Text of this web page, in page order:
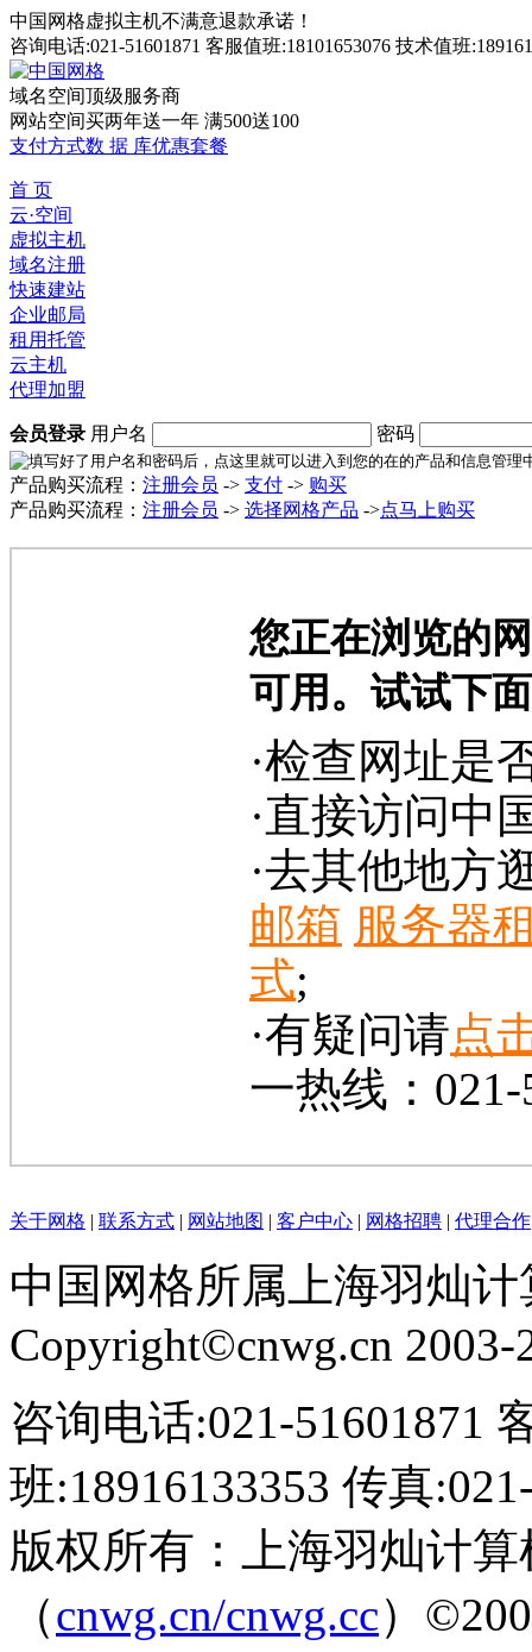
中国网格虚拟主机不满意退款承诺！
咨询电话:021-51601871 客服值班:18101653076 技术值班
域名空间顶级服务商
网站空间买两年送一年 满500送100
支付方式数 据 库优惠套餐
首 页
云·空间
虚拟主机
域名注册
快速建站
企业邮局
租用托管
云主机
代理加盟
会员登录 用户名 密码
产品购买流程： 注册会员 -> 支付 -> 购买
产品购买流程： 注册会员 -> 选择网格产品 ->点马上购买
您正在浏览的
可用。试试下
·检查网址是
·直接访问中
·去其他地方
邮箱 服务器
式;
·有疑问请点
一热线：021-
关于网格 | 联系方式 | 网站地图 | 客户中心 | 网格招聘 | 代理合作
中国网格所属上海羽灿
Copyright©cnwg.cn 2003-
咨询电话:021-51601871
班:18916133353 传真
版权所有：上海羽灿计
（cnwg.cn/cnwg.cc）